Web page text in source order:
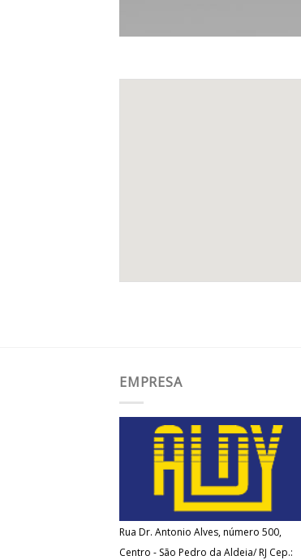
EMPRESA
Rua Dr. Antonio Alves, número 500,
Centro - São Pedro da Aldeia/ RJ Cep.: